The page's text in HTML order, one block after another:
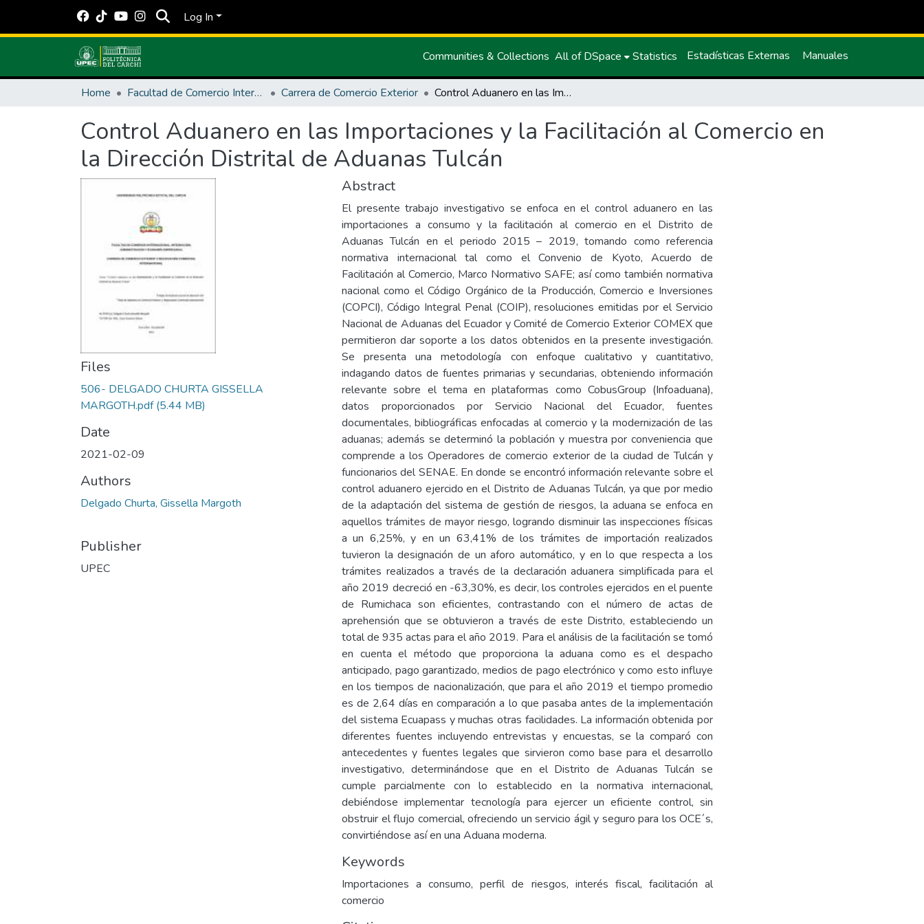
Log In
Communities & Collections All of DSpace Statistics Estadísticas Externas Manuales
Home Facultad de Comercio Internacional, Integración, Administración y Economía Empresarial Carrera de Comercio Exterior Control Aduanero en las Importaciones y la Facilitación al Comercio en la Dirección Distrital de Aduanas Tulcán
Control Aduanero en las Importaciones y la Facilitación al Comercio en
la Dirección Distrital de Aduanas Tulcán
Files
506- DELGADO CHURTA GISSELLA
MARGOTH.pdf(5.44 MB)
Date
2021-02-09
Authors
Delgado Churta, Gissella Margoth
Publisher
UPEC
Abstract
El presente trabajo investigativo se enfoca en el control aduanero en las
importaciones a consumo y la facilitación al comercio en el Distrito de
Aduanas Tulcán en el periodo 2015 – 2019, tomando como referencia
normativa internacional tal como el Convenio de Kyoto, Acuerdo de
Facilitación al Comercio, Marco Normativo SAFE; así como también normativa
nacional como el Código Orgánico de la Producción, Comercio e Inversiones
(COPCI), Código Integral Penal (COIP), resoluciones emitidas por el Servicio
Nacional de Aduanas del Ecuador y Comité de Comercio Exterior COMEX que
permitieron dar soporte a los datos obtenidos en la presente investigación.
Se presenta una metodología con enfoque cualitativo y cuantitativo,
indagando datos de fuentes primarias y secundarias, obteniendo información
relevante sobre el tema en plataformas como CobusGroup (Infoaduana),
datos proporcionados por Servicio Nacional del Ecuador, fuentes
documentales, bibliográficas enfocadas al comercio y la modernización de las
aduanas; además se determinó la población y muestra por conveniencia que
comprende a los Operadores de comercio exterior de la ciudad de Tulcán y
funcionarios del SENAE. En donde se encontró información relevante sobre el
control aduanero ejercido en el Distrito de Aduanas Tulcán, ya que por medio
de la adaptación del sistema de gestión de riesgos, la aduana se enfoca en
aquellos trámites de mayor riesgo, logrando disminuir las inspecciones físicas
a un 6,25%, y en un 63,41% de los trámites de importación realizados
tuvieron la designación de un aforo automático, y en lo que respecta a los
trámites realizados a través de la declaración aduanera simplificada para el
año 2019 decreció en -63,30%, es decir, los controles ejercidos en el puente
de Rumichaca son eficientes, contrastando con el número de actas de
aprehensión que se obtuvieron a través de este Distrito, estableciendo un
total de 935 actas para el año 2019. Para el análisis de la facilitación se tomó
en cuenta el método que proporciona la aduana como es el despacho
anticipado, pago garantizado, medios de pago electrónico y como esto influye
en los tiempos de nacionalización, que para el año 2019 el tiempo promedio
es de 2,64 días en comparación a lo que pasaba antes de la implementación
del sistema Ecuapass y muchas otras facilidades. La información obtenida por
diferentes fuentes incluyendo entrevistas y encuestas, se la comparó con
antecedentes y fuentes legales que sirvieron como base para el desarrollo
investigativo, determinándose que en el Distrito de Aduanas Tulcán se
cumple parcialmente con lo establecido en la normativa internacional,
debiéndose implementar tecnología para ejercer un eficiente control, sin
obstruir el flujo comercial, ofreciendo un servicio ágil y seguro para los OCE´s,
convirtiéndose así en una Aduana moderna.
Keywords
Importaciones a consumo, perfil de riesgos, interés fiscal, facilitación al
comercio